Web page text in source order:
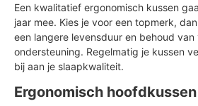
Een kwalitatief ergonomisch kussen
jaar mee. Kies je voor een topmerk,
een langere levensduur en behoud van
ondersteuning. Regelmatig je kussen
bij aan je slaapkwaliteit.
Ergonomisch